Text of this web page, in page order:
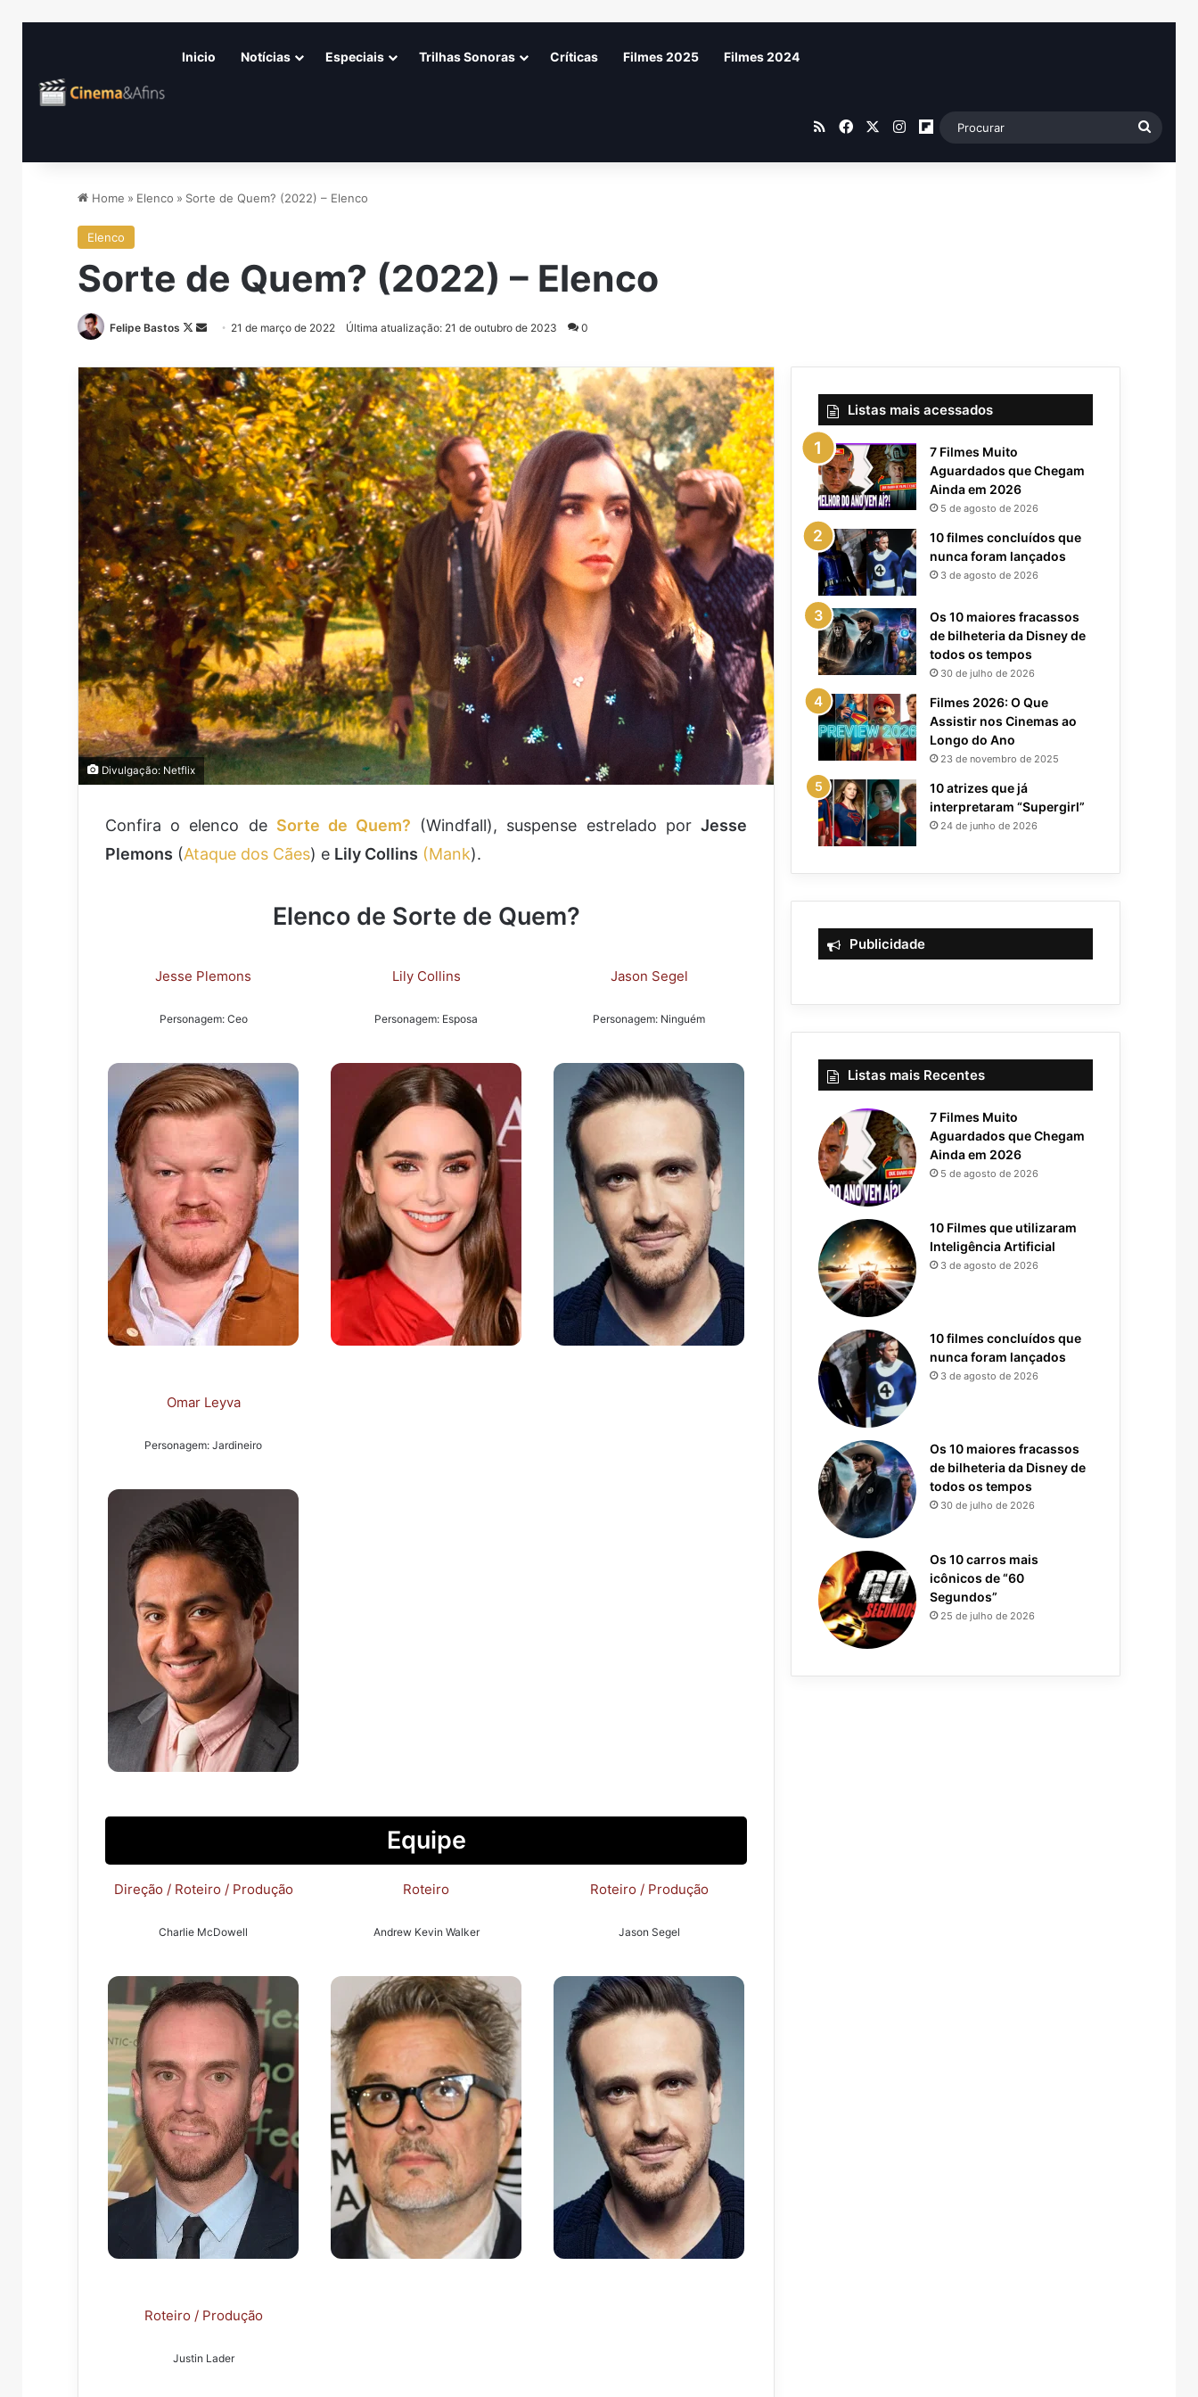
Inicio Notícias Especiais Trilhas Sonoras Críticas Filmes 2025 Filmes 2024
RSSFacebookInstagram
Flipboard
Home » Elenco » Sorte de Quem? (2022) – Elenco
Elenco
Sorte de Quem? (2022) – Elenco
Felipe Bastos
Follow
X
Mande
e-
mail
21 de março de 2022 Última atualização: 21 de outubro de 2023 0
Divulgação: Netflix
Confira o elenco de Sorte de Quem? (Windfall), suspense estrelado porJesse
Plemons (Ataque dos Cães) e Lily Collins (Mank).
Elenco de Sorte de Quem?
Jesse Plemons
Personagem: Ceo
Omar Leyva
Personagem: Jardineiro
Lily Collins
Personagem: Esposa
Jason Segel
Personagem: Ninguém
Equipe
Direção / Roteiro / Produção
Charlie McDowell
Roteiro / Produção
Justin Lader
Roteiro
Andrew Kevin Walker
Roteiro / Produção
Jason Segel
Listas mais acessados
7 Filmes Muito
Aguardados que Chegam
Ainda em 2026
5 de agosto de 2026
10 filmes concluídos que
nunca foram lançados
3 de agosto de 2026
Os 10 maiores fracassos
de bilheteria da Disney de
todos os tempos
30 de julho de 2026
Filmes 2026: O Que
Assistir nos Cinemas ao
Longo do Ano
23 de novembro de 2025
10 atrizes que já
interpretaram “Supergirl”
24 de junho de 2026
Publicidade
Listas mais Recentes
7 Filmes Muito
Aguardados que Chegam
Ainda em 2026
5 de agosto de 2026
10 Filmes que utilizaram
Inteligência Artificial
3 de agosto de 2026
10 filmes concluídos que
nunca foram lançados
3 de agosto de 2026
Os 10 maiores fracassos
de bilheteria da Disney de
todos os tempos
30 de julho de 2026
Os 10 carros mais
icônicos de “60
Segundos”
25 de julho de 2026